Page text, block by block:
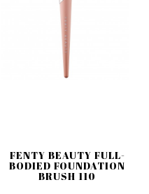
FENTY BEAUTY FULL-
BODIED FOUNDATION
BRUSH 110